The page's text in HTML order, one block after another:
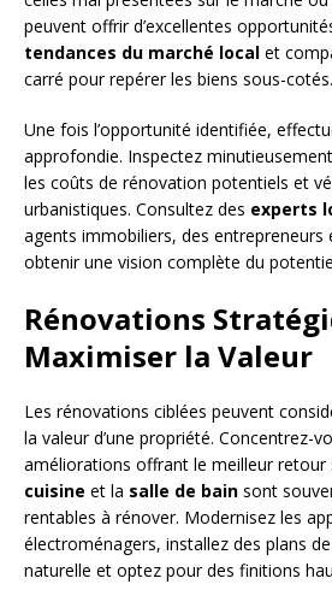
peuvent offrir d’excellentes
tendances du marché local et
carré pour repérer les biens sous-cotés.
Une fois l’opportunité identifiée,
approfondie. Inspectez
les coûts de rénovation potentiels et
urbanistiques. Consultez des experts
agents immobiliers, des
obtenir une vision complète du
Rénovations
Maximiser la Valeur
Les rénovations ciblées peuvent
la valeur d’une propriété. Concentrez-
améliorations offrant le meilleur retour
cuisine et la salle de bain sont
rentables à rénover. Modernisez les
électroménagers, installez des plans
naturelle et optez pour des finitions